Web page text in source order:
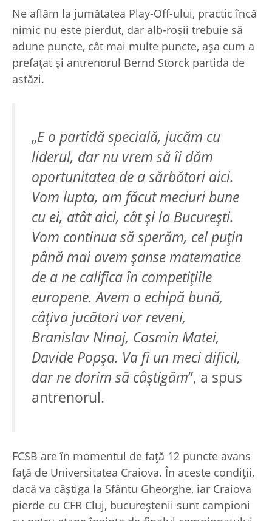
Ne aflăm la jumătatea Play-Off-ului, practic încă
nimic nu este pierdut, dar alb-roșii trebuie să
adune puncte, cât mai multe puncte, așa cum a
prefațat și antrenorul Bernd Storck partida de
astăzi.
„E o partidă specială, jucăm cu
liderul, dar nu vrem să îi dăm
oportunitatea de a sărbători aici.
Vom lupta, am făcut meciuri bune
cu ei, atât aici, cât și la București.
Vom continua să sperăm, cel puțin
până mai avem șanse matematice
de a ne califica în competițiile
europene. Avem o echipă bună,
câțiva jucători vor reveni,
Branislav Ninaj, Cosmin Matei,
Davide Popșa. Va fi un meci dificil,
dar ne dorim să câștigăm”, a spus
antrenorul.
FCSB are în momentul de față 12 puncte avans
față de Universitatea Craiova. În aceste condiții,
dacă va câștiga la Sfântu Gheorghe, iar Craiova
pierde cu CFR Cluj, bucureștenii sunt campioni